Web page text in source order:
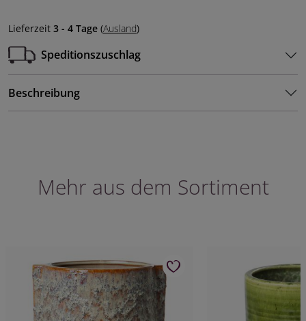
Lieferzeit 3 - 4 Tage (Ausland)
Speditionszuschlag
Beschreibung
Mehr aus dem Sortiment